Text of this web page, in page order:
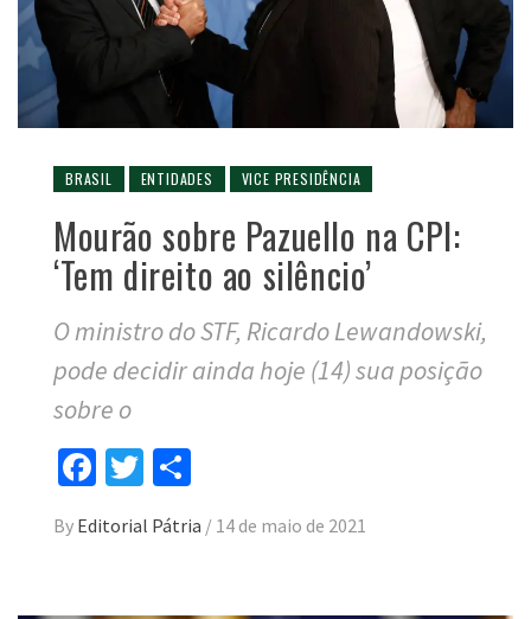
BRASIL ENTIDADES VICE PRESIDÊNCIA
Mourão sobre Pazuello na CPI:
‘Tem direito ao silêncio’
O ministro do STF, Ricardo Lewandowski,
pode decidir ainda hoje (14) sua posição
sobre o
Facebook
Twitter
By Editorial Pátria / 14 de maio de 2021